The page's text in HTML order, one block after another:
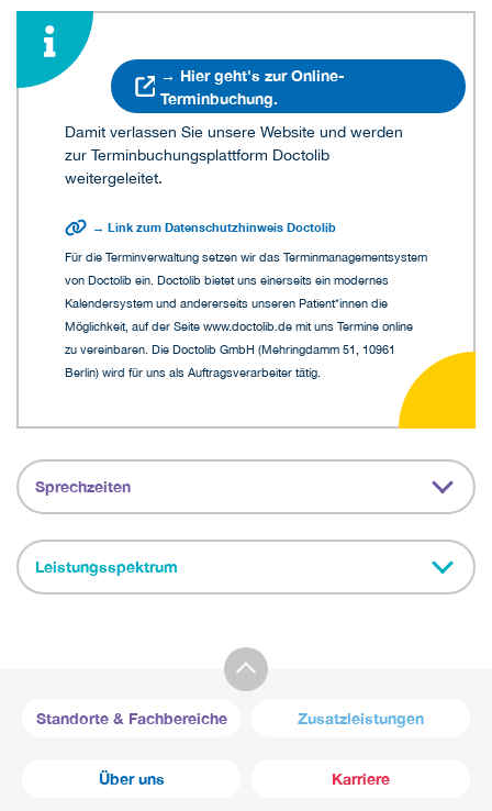
→ Hier geht's zur Online-
Terminbuchung.
Damit verlassen Sie unsere Website und werden
zur Terminbuchungsplattform Doctolib
weitergeleitet.
→ Link zum Datenschutzhinweis Doctolib
Für die Terminverwaltung setzen wir das Terminmanagementsystem
von Doctolib ein. Doctolib bietet uns einerseits ein modernes
Kalendersystem und andererseits unseren Patient*innen die
Möglichkeit, auf der Seite www.doctolib.de mit uns Termine online
zu vereinbaren. Die Doctolib GmbH (Mehringdamm 51, 10961
Berlin) wird für uns als Auftragsverarbeiter tätig.
Sprechzeiten
Leistungsspektrum
Standorte & Fachbereiche Zusatzleistungen
Über uns Karriere